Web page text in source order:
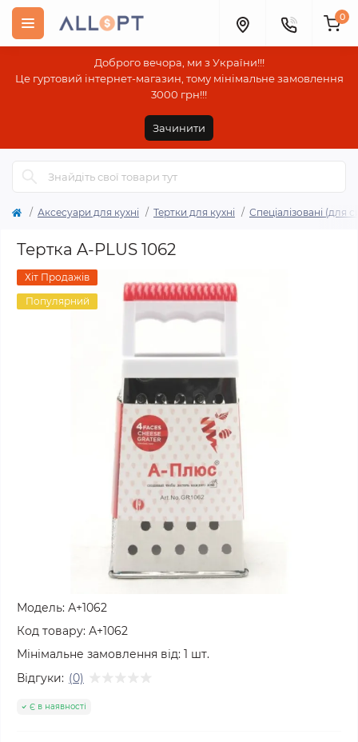
Доброго вечора, ми з України!!!
Це гуртовий інтернет-магазин, тому мінімальне замовлення
3000 грн!!!
Зачинити
0
Аксесуари для кухні Тертки для кухні Спеціалізовані (для
Тертка A-PLUS 1062
Хіт Продажів
Популярний
Модель: А+1062
Код товару: А+1062
Мінімальне замовлення від: 1 шт.
Відгуки: (0)
Є в наявності